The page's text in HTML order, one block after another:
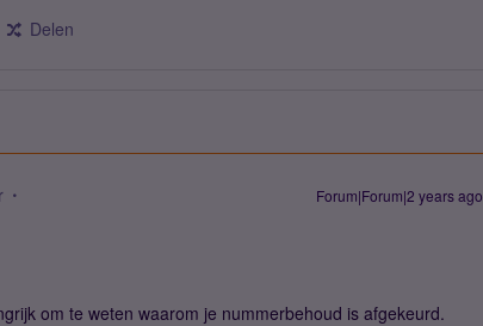
Delen
Forum|Forum|2 years ago
om te weten waarom je nummerbehoud is afgekeurd.